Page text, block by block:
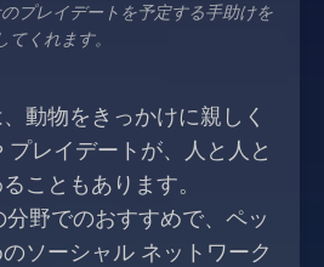
プレイデートを予定する手助けを
てくれます。
動物をきっかけに親しく
レイデートが、人と人と
こともあります。
分野でのおすすめで、ペッ
ソーシャル ネットワーク